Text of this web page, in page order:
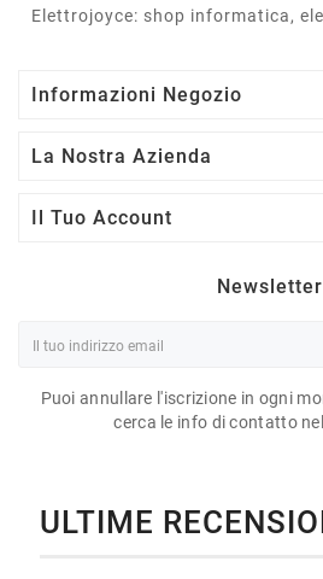
Elettrojoyce: shop informatica,
Informazioni Negozio
La Nostra Azienda
Il Tuo Account
Newsletter
Puoi annullare l'iscrizione in ogni
cerca le info di contatto
ULTIME